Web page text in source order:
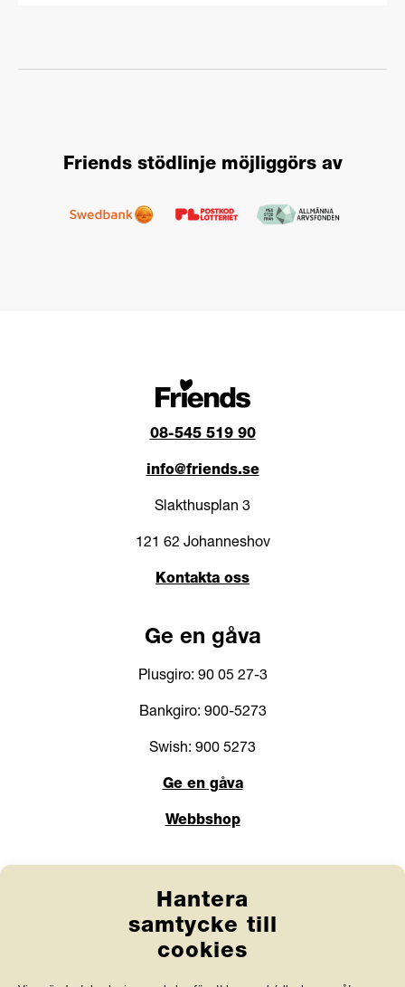
Hantera
samtycke till
cookies
Friends stödlinje möjliggörs av
08-545 519 90
info@friends.se
Slakthusplan 3
121 62 Johanneshov
Kontakta oss
Ge en gåva
Plusgiro: 90 05 27-3
Bankgiro: 900-5273
Swish: 900 5273
Ge en gåva
Webbshop
Anlita Friends
Jobba hos oss